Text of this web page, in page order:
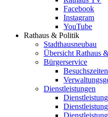
Facebook
Instagram
YouTube
Rathaus & Politik
Stadthausneubau
Übersicht Rathaus
Bürgerservice
Besuchszeiten
Dienstleistungen